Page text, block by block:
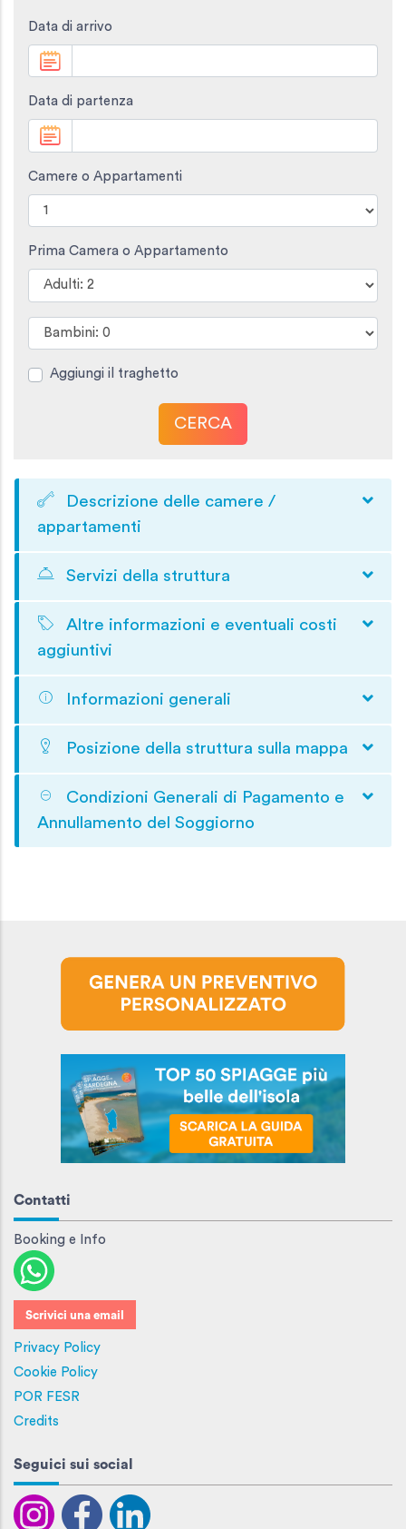
Data di arrivo
Data di partenza
Camere o Appartamenti
Prima Camera o Appartamento
Aggiungi il traghetto
CERCA
Descrizione delle camere /
appartamenti
Servizi della struttura
Altre informazioni e eventuali costi
aggiuntivi
Informazioni generali
Posizione della struttura sulla mappa
Condizioni Generali di Pagamento e
Annullamento del Soggiorno
Contatti
Booking e Info
Scrivici una email
Privacy Policy
Cookie Policy
POR FESR
Credits
Seguici sui social